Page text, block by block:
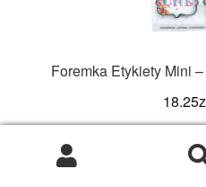
Foremka Etykiety Mini
18.25
ilość